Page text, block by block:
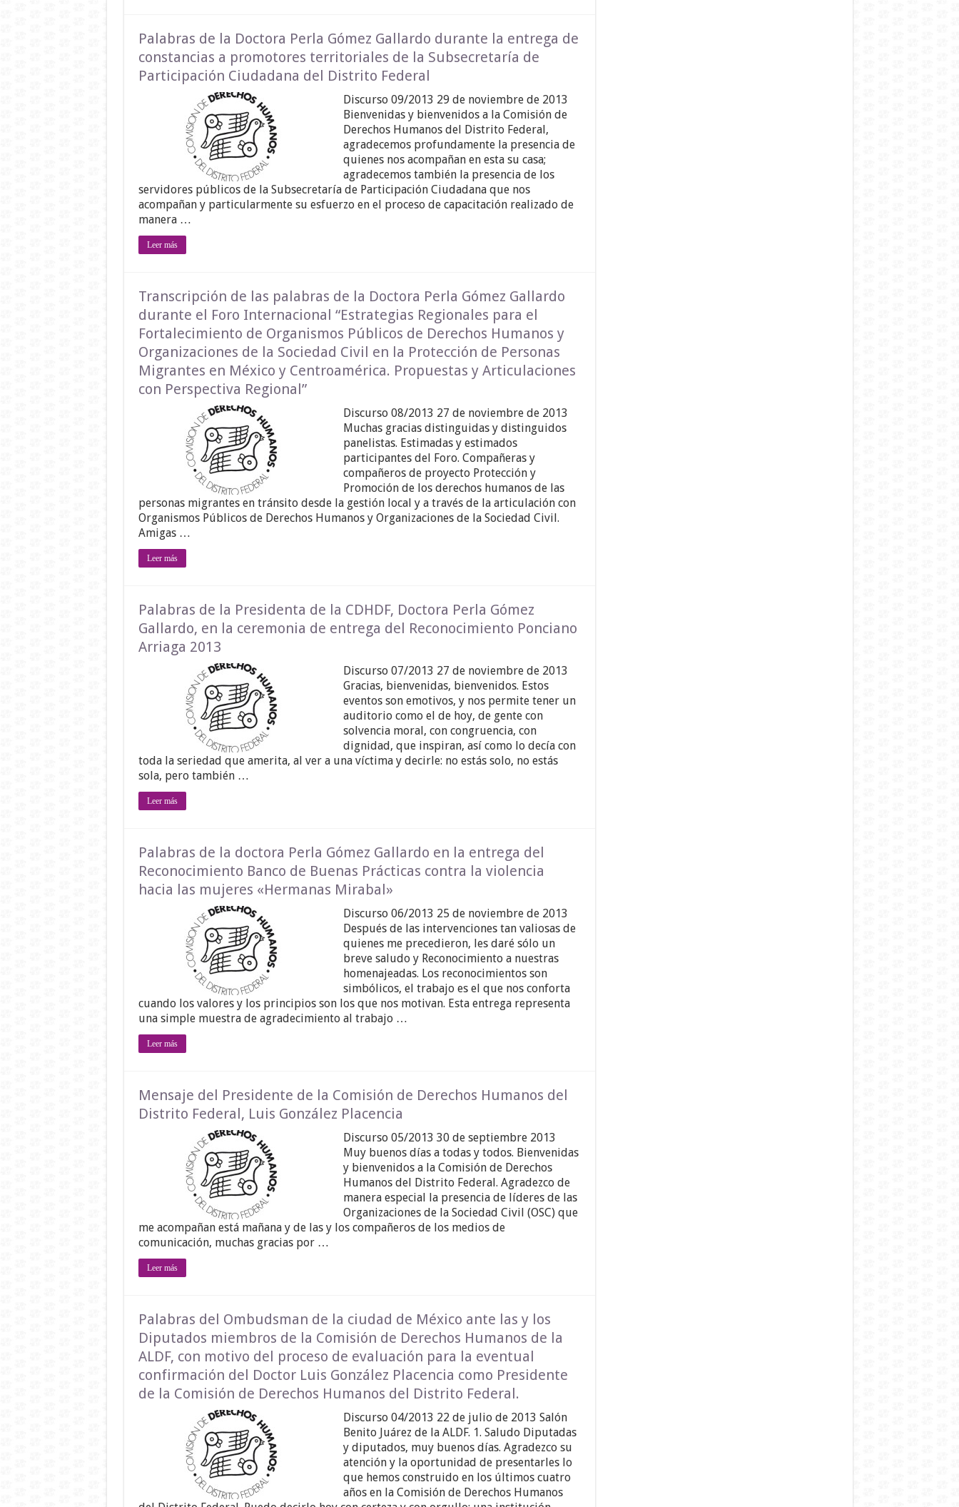
Palabras de la Doctora Perla Gómez Gallardo durante la entrega de
constancias a promotores territoriales de la Subsecretaría de
Participación Ciudadana del Distrito Federal
Discurso 09/2013 29 de noviembre de 2013
Bienvenidas y bienvenidos a la Comisión de
Derechos Humanos del Distrito Federal,
agradecemos profundamente la presencia de
quienes nos acompañan en esta su casa;
agradecemos también la presencia de los
servidores públicos de la Subsecretaría de Participación Ciudadana que nos
acompañan y particularmente su esfuerzo en el proceso de capacitación realizado de
manera …
Leer más
Transcripción de las palabras de la Doctora Perla Gómez Gallardo
durante el Foro Internacional “Estrategias Regionales para el
Fortalecimiento de Organismos Públicos de Derechos Humanos y
Organizaciones de la Sociedad Civil en la Protección de Personas
Migrantes en México y Centroamérica. Propuestas y Articulaciones
con Perspectiva Regional”
Discurso 08/2013 27 de noviembre de 2013
Muchas gracias distinguidas y distinguidos
panelistas. Estimadas y estimados
participantes del Foro. Compañeras y
compañeros de proyecto Protección y
Promoción de los derechos humanos de las
personas migrantes en tránsito desde la gestión local y a través de la articulación con
Organismos Públicos de Derechos Humanos y Organizaciones de la Sociedad Civil.
Amigas …
Leer más
Palabras de la Presidenta de la CDHDF, Doctora Perla Gómez
Gallardo, en la ceremonia de entrega del Reconocimiento Ponciano
Arriaga 2013
Discurso 07/2013 27 de noviembre de 2013
Gracias, bienvenidas, bienvenidos. Estos
eventos son emotivos, y nos permite tener un
auditorio como el de hoy, de gente con
solvencia moral, con congruencia, con
dignidad, que inspiran, así como lo decía con
toda la seriedad que amerita, al ver a una víctima y decirle: no estás solo, no estás
sola, pero también …
Leer más
Palabras de la doctora Perla Gómez Gallardo en la entrega del
Reconocimiento Banco de Buenas Prácticas contra la violencia
hacia las mujeres «Hermanas Mirabal»
Discurso 06/2013 25 de noviembre de 2013
Después de las intervenciones tan valiosas de
quienes me precedieron, les daré sólo un
breve saludo y Reconocimiento a nuestras
homenajeadas. Los reconocimientos son
simbólicos, el trabajo es el que nos conforta
cuando los valores y los principios son los que nos motivan. Esta entrega representa
una simple muestra de agradecimiento al trabajo …
Leer más
Mensaje del Presidente de la Comisión de Derechos Humanos del
Distrito Federal, Luis González Placencia
Discurso 05/2013 30 de septiembre 2013
Muy buenos días a todas y todos. Bienvenidas
y bienvenidos a la Comisión de Derechos
Humanos del Distrito Federal. Agradezco de
manera especial la presencia de líderes de las
Organizaciones de la Sociedad Civil (OSC) que
me acompañan está mañana y de las y los compañeros de los medios de
comunicación, muchas gracias por …
Leer más
Palabras del Ombudsman de la ciudad de México ante las y los
Diputados miembros de la Comisión de Derechos Humanos de la
ALDF, con motivo del proceso de evaluación para la eventual
confirmación del Doctor Luis González Placencia como Presidente
de la Comisión de Derechos Humanos del Distrito Federal.
Discurso 04/2013 22 de julio de 2013 Salón
Benito Juárez de la ALDF. 1. Saludo Diputadas
y diputados, muy buenos días. Agradezco su
atención y la oportunidad de presentarles lo
que hemos construido en los últimos cuatro
años en la Comisión de Derechos Humanos